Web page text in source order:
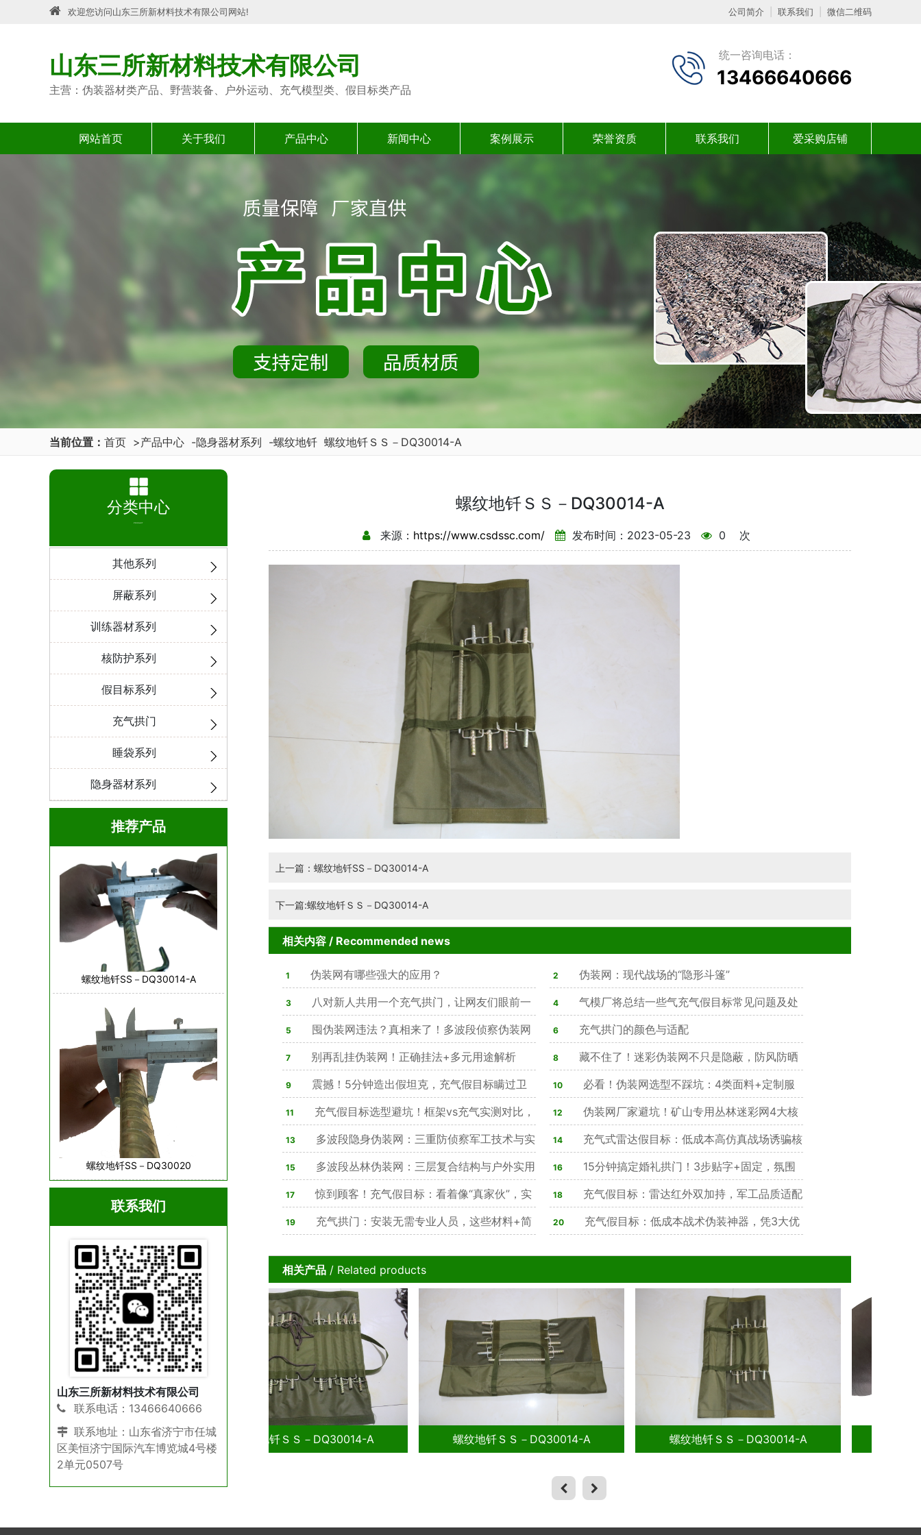
欢迎您访问山东三所新材料技术有限公司网站! 公司简介 联系我们 微信二维码
山东三所新材料技术有限公司
主营：伪装器材类产品、野营装备、户外运动、充气模型类、假目标类产品
统一咨询电话：
13466640666
网站首页 关于我们 产品中心 新闻中心 案例展示 荣誉资质 联系我们 爱采购店铺
当前位置： 首页 >产品中心 -隐身器材系列 -螺纹地钎 螺纹地钎ＳＳ－DQ30014-A
螺纹地钎ＳＳ－DQ30014-A
来源： https://www.csdssc.com/ 发布时间：2023-05-23 0 次
上一篇：螺纹地钎SS－DQ30014-A
下一篇:螺纹地钎ＳＳ－DQ30014-A
相关内容 / Recommended news
1 伪装网有哪些强大的应用？ 2 伪装网：现代战场的“隐形斗篷”
3
八对新人共用一个充气拱门，让网友们眼前一
亮
4
气模厂将总结一些气充气假目标常见问题及处
理方法
5
囤伪装网违法？真相来了！多波段侦察伪装网
合法可用，隐身效果突出天幕
6 充气拱门的颜色与适配
7 别再乱挂伪装网！正确挂法+多元用途解析 8
藏不住了！迷彩伪装网不只是隐蔽，防风防晒
双在线，4类材质任选
9
震撼！5分钟造出假坦克，充气假目标瞒过卫
星，改写战场战术规则
10
必看！伪装网选型不踩坑：4类面料+定制服
务，隐蔽防护选对才管用
11
充气假目标选型避坑！框架vs充气实测对比，
80%军方单位优选仿真款
12
伪装网厂家避坑！矿山专用丛林迷彩网4大核
心作用，合规降噪省30%成本，实测耐用3年+
13
多波段隐身伪装网：三重防侦察军工技术与实
战性能解析
14
充气式雷达假目标：低成本高仿真战场诱骗核
心装备
15
多波段丛林伪装网：三层复合结构与户外实用
全解析
16
15分钟搞定婚礼拱门！3步贴字+固定，氛围
感拉满
17
惊到顾客！充气假目标：看着像“真家伙”，实
则是演习迷惑神器
18
充气假目标：雷达红外双加持，军工品质适配
实战训练痛点
19
充气拱门：安装无需专业人员，这些材料+简
20
充气假目标：低成本战术伪装神器，凭3大优
相关产品 / Related products
地钎ＳＳ－DQ30014-A 螺纹地钎ＳＳ－DQ30014-A 螺纹地钎ＳＳ－DQ30014-A 螺纹地钎ＳＳ－DQ30014-A
分类中心
PRODUCT
其他系列
屏蔽系列
训练器材系列
核防护系列
假目标系列
充气拱门
睡袋系列
隐身器材系列
推荐产品
螺纹地钎SS－DQ30014-A
螺纹地钎SS－DQ30020
联系我们
山东三所新材料技术有限公司
联系电话：13466640666
联系地址：山东省济宁市任城
区美恒济宁国际汽车博览城4号楼
2单元0507号